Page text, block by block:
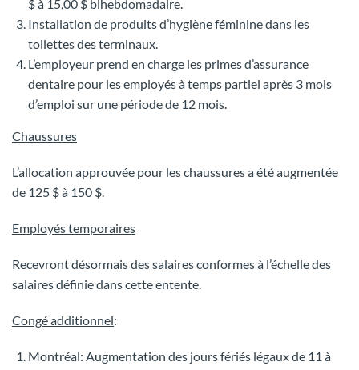
$ à 15,00 $ bihebdomadaire.
Installation de produits d’hygiène féminine dans les
toilettes des terminaux.
L’employeur prend en charge les primes d’assurance
dentaire pour les employés à temps partiel après 3 mois
d’emploi sur une période de 12 mois.
Chaussures
L’allocation approuvée pour les chaussures a été augmentée
de 125 $ à 150 $.
Employés temporaires
Recevront désormais des salaires conformes à l’échelle des
salaires définie dans cette entente.
Congé additionnel:
Montréal: Augmentation des jours fériés légaux de 11 à